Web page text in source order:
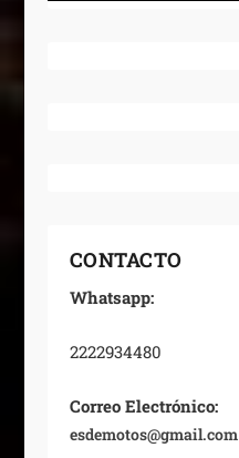
CONTACTO
Whatsapp:
2222934480
Correo Electrónico:
esdemotos@gmail.com